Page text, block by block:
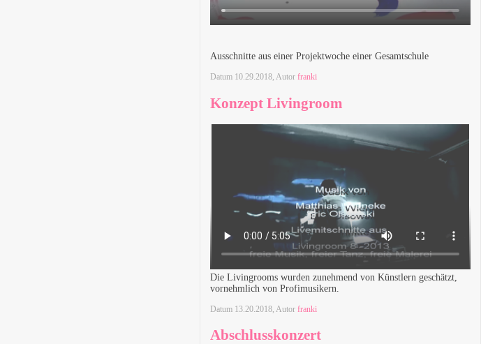
Ausschnitte aus einer Projektwoche einer Gesamtschule
Datum 10.29.2018, Autor franki
Konzept Livingroom
Die Livingrooms wurden zunehmend von Künstlern geschätzt,
vornehmlich von Profimusikern.
Datum 13.20.2018, Autor franki
Abschlusskonzert